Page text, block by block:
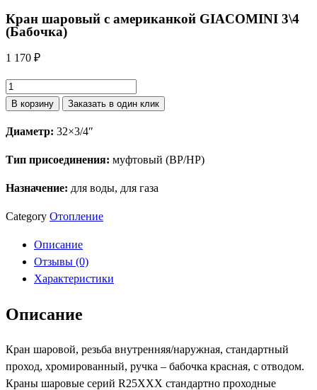
Кран шаровый с американкой GIACOMINI 3\4
(Бабочка)
1 170 ₽
Количество
товара
шаровый
с
GIACOMINI
(Бабочка)
В корзину Заказать в один клик
Диаметр: 32×3/4″
Тип присоединения: муфтовый (ВР/НР)
Назначение: для воды, для газа
Category Отопление
Описание
Отзывы (0)
Характеристики
Описание
Кран шаровой, резьба внутренняя/наружная, стандартный
проход, хромированный, ручка – бабочка красная, с отводом.
Краны шаровые серий R25XXX стандартно проходные